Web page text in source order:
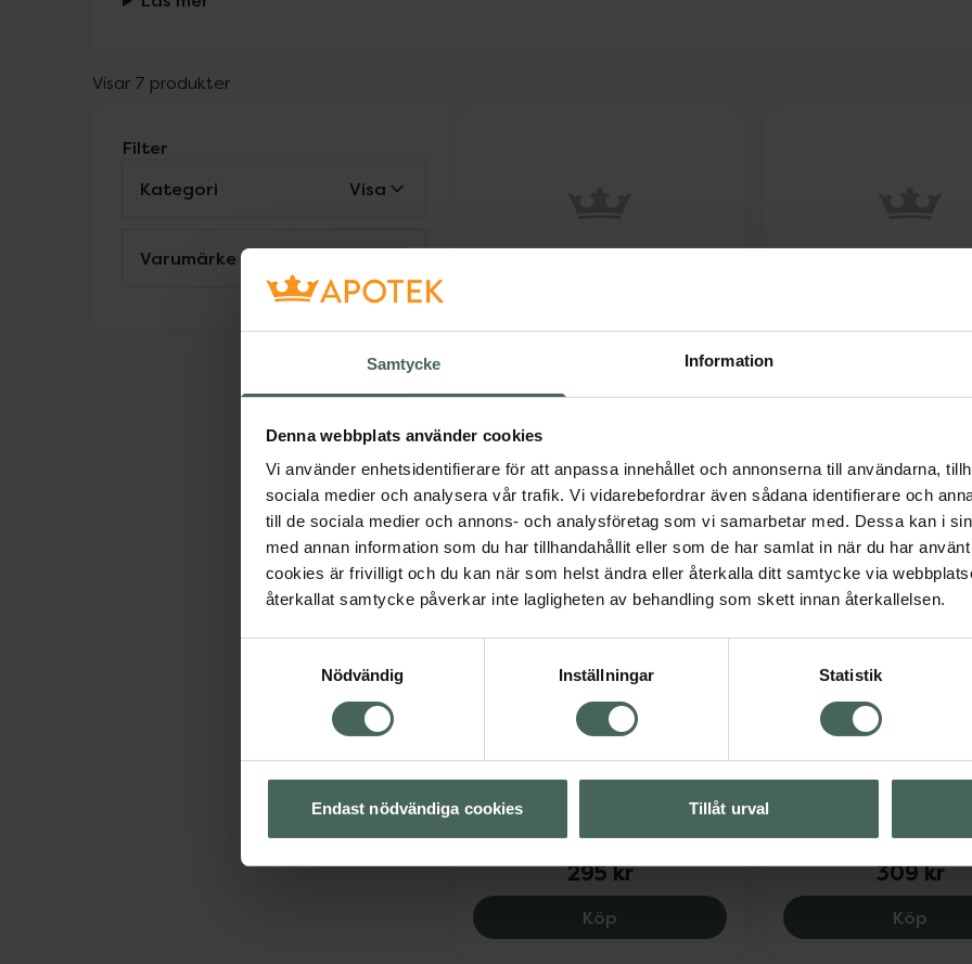
Samtycke Information
Denna webbplats använder cookies
Vi använder enhetsidentifierare för att anpassa innehållet och annonserna till användarna,
sociala medier och analysera vår trafik. Vi vidarebefordrar även sådana identifierare och
till de sociala medier och annons- och analysföretag som vi samarbetar med. Dessa kan i
med annan information som du har tillhandahållit eller som de har samlat in när du har
cookies är frivilligt och du kan när som helst ändra eller återkalla ditt samtycke via
återkallat samtycke påverkar inte lagligheten av behandling som skett innan återkallelsen.
Nödvändig
Inställningar Statistik
Endast nödvändiga cookies Tillåt urval
Visar 7 produkter
Filter
Kategori
Visa
Varumärke
Självhäftande förband 1 st
Pris online
KöpSnögg Foam Bandage Adhesive 14 cm x
Våtservetter 30 st
Pris online
Köp
3 av 5 i omdöme
Självhäftande förband 1 st
295 kr
Köp Snögg Foam Bandage Adhesive 9 cm x 2
Snögg Foam
Självhäftande förband
309 kr
Köp